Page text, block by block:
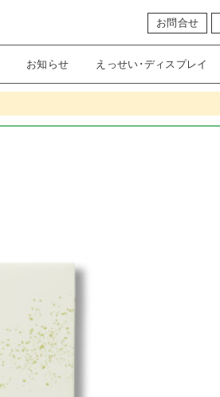
お問合せ
お知らせ えっせい･ディスプレイ